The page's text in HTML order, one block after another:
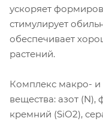
ускоряет
стимулирует
обеспечивает
растений.
Комплекс макро- и
вещества: азот
кремний (SiO2),